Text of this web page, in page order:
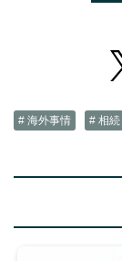
# 海外事情 # 相